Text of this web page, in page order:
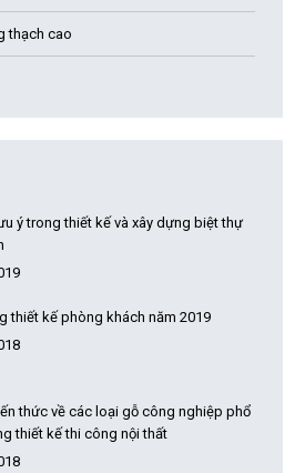
thạch cao
ý trong thiết kế và xây dựng biệt thự
thiết kế phòng khách năm 2019
thức về các loại gỗ công nghiệp phổ
thiết kế thi công nội thất